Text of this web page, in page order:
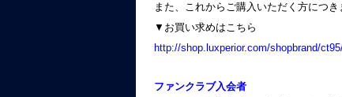
また、これからご購入いただく方につ
▼お買い求めはこちら
http://shop.luxperior.com/shopbrand/
ファンクラブ入会者